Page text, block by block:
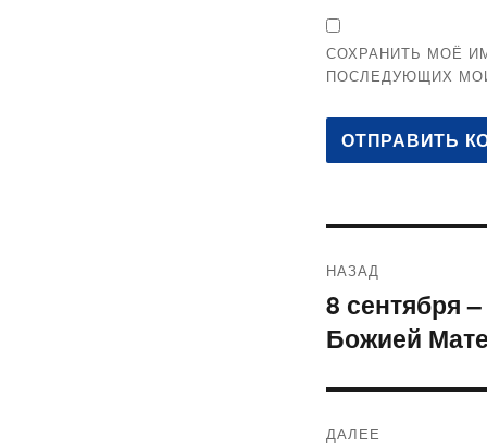
СОХРАНИТЬ МОЁ
ПОСЛЕДУЮЩИХ
по
записям
НАЗАД
Предыдущая
запись:
8 сентября
Божией
ДАЛЕЕ